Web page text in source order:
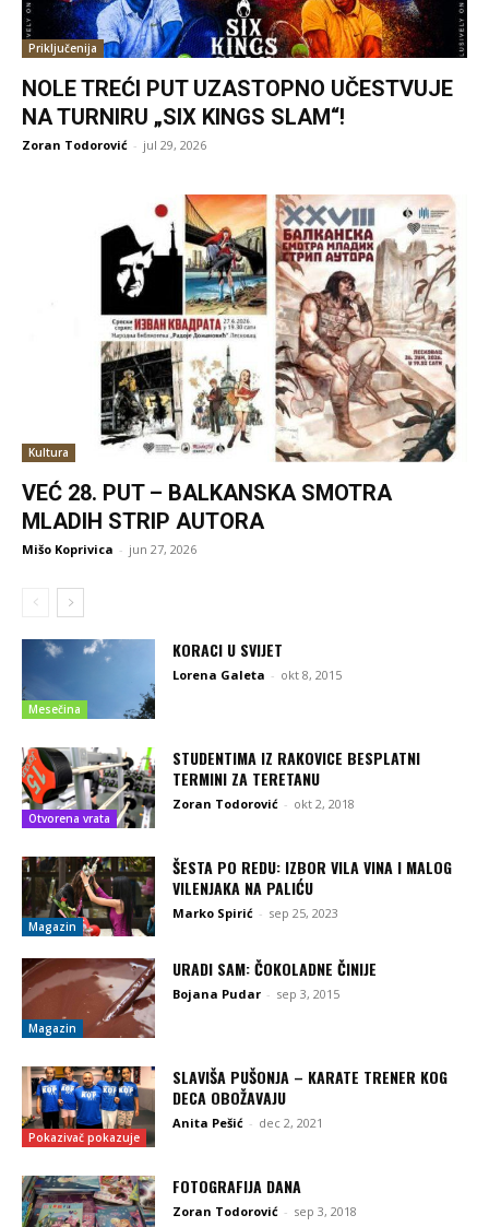
Priključenija
NOLE TREĆI PUT UZASTOPNO UČESTVUJE
NA TURNIRU „SIX KINGS SLAM“!
Zoran Todorović - jul 29, 2026
Kultura
VEĆ 28. PUT – BALKANSKA SMOTRA
MLADIH STRIP AUTORA
Mišo Koprivica - jun 27, 2026
Mesečina
KORACI U SVIJET
Lorena Galeta - okt 8, 2015
Otvorena vrata
STUDENTIMA IZ RAKOVICE BESPLATNI
TERMINI ZA TERETANU
Zoran Todorović - okt 2, 2018
Magazin
ŠESTA PO REDU: IZBOR VILA VINA I MALOG
VILENJAKA NA PALIĆU
Marko Spirić - sep 25, 2023
Magazin
URADI SAM: ČOKOLADNE ČINIJE
Bojana Pudar - sep 3, 2015
Pokazivač pokazuje
SLAVIŠA PUŠONJA – KARATE TRENER KOG
DECA OBOŽAVAJU
Anita Pešić - dec 2, 2021
FOTOGRAFIJA DANA
Zoran Todorović - sep 3, 2018